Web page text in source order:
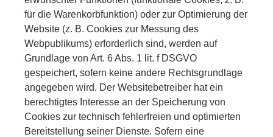
für die Warenkorbfunktion) oder zur Optimierung der
Website (z. B. Cookies zur Messung des
Webpublikums) erforderlich sind, werden auf
Grundlage von Art. 6 Abs. 1 lit. f DSGVO
gespeichert, sofern keine andere Rechtsgrundlage
angegeben wird. Der Websitebetreiber hat ein
berechtigtes Interesse an der Speicherung von
Cookies zur technisch fehlerfreien und optimierten
Bereitstellung seiner Dienste. Sofern eine